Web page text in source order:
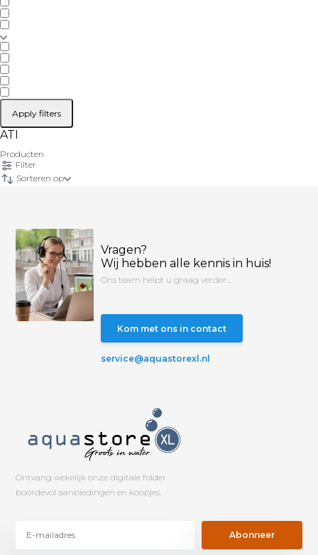
Apply filters
ATI
Producten
Filter
Sorteren op
Vragen?
Wij hebben alle kennis in huis!
Ons team helpt u graag verder...
Kom met ons in contact
service@aquastorexl.nl
Ontvang wekelijk onze digitale folder
boordevol aanbiedingen en koopjes.
Abonneer